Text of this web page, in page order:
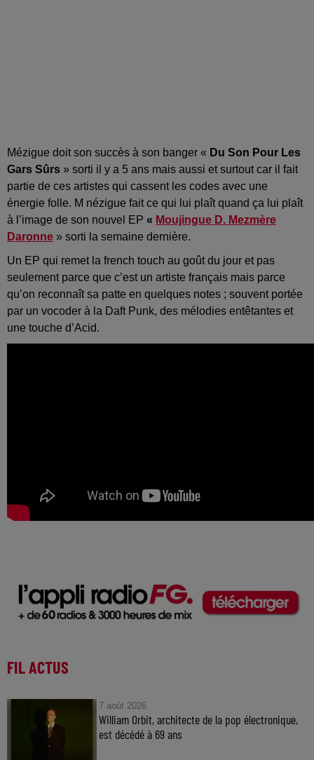
Mézigue doit son succès à son banger « Du Son Pour Les
Gars Sûrs » sorti il y a 5 ans mais aussi et surtout car il fait
partie de ces artistes qui cassent les codes avec une
énergie folle. M nézigue fait ce qui lui plaît quand ça lui plaît
à l’image de son nouvel EP « Moujingue D. Mezmère
Daronne » sorti la semaine dernière.
Un EP qui remet la french touch au goût du jour et pas
seulement parce que c’est un artiste français mais parce
qu’on reconnaît sa patte en quelques notes ; souvent portée
par un vocoder à la Daft Punk, des mélodies entêtantes et
une touche d’Acid.
FIL ACTUS
7 août 2026
William Orbit, architecte de la pop électronique,
est décédé à 69 ans